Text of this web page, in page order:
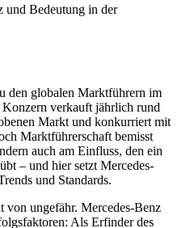
und Bedeutung in der
den globalen Marktführern im
verkauft jährlich rund
Markt und konkurriert mit
Marktführerschaft bemisst
auch am Einfluss, den ein
– und hier setzt Mercedes-
und Standards.
von ungefähr. Mercedes-Benz
Als Erfinder des